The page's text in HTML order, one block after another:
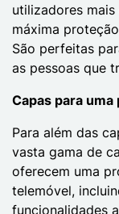
utilizadores
máxima
São perfeitas
as pessoas que
Capas para
Para além das
vasta gama de
oferecem uma
telemóvel,
funcionalidades